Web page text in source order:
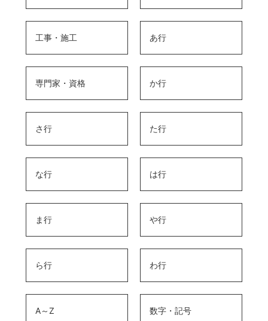
工事・施工 あ行
専門家・資格 か行
さ行 た行
な行 は行
ま行 や行
ら行 わ行
A～Z 数字・記号